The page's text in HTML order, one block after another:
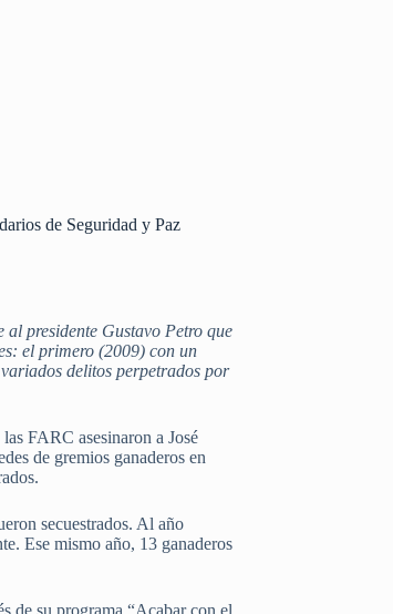
de Seguridad y Paz
presidente Gustavo Petro que
el primero (2009) con un
delitos perpetrados por
FARC asesinaron a José
de gremios ganaderos en
secuestrados. Al año
Ese mismo año, 13 ganaderos